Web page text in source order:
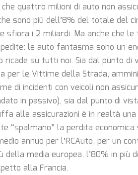
quattro milioni di auto non
sono più dell’8% del totale del
sfiora i 2 miliardi. Ma anche che
le auto fantasma sono un
ricade su tutti noi. Sia dal punto
per le Vittime della Strada,
di incidenti con veicoli non
in passivo), sia dal punto di
alle assicurazioni è in realtà
“spalmano” la perdita
annuo per l’RCAuto, per un
della media europea, l’80% in più
alla Francia.